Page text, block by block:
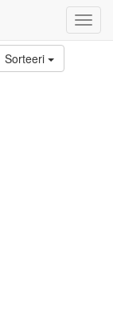
Sorteeri